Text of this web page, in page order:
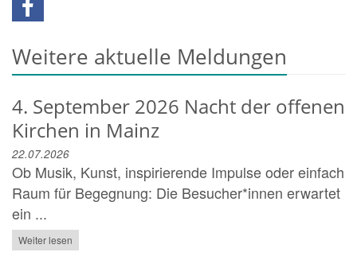
Weitere aktuelle Meldungen
4. September 2026 Nacht der offenen
Kirchen in Mainz
22.07.2026
Ob Musik, Kunst, inspirierende Impulse oder einfach
Raum für Begegnung: Die Besucher*innen erwartet
ein ...
Weiter lesen